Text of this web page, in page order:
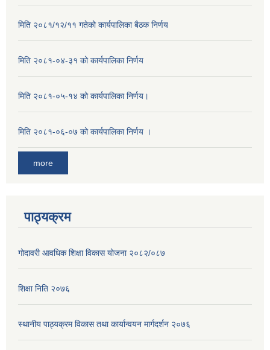
मिति २०८१/१२/११ गतेको कार्यपालिका बैठक निर्णय
मिति २०८१-०४-३१ को कार्यपालिका निर्णय
मिति २०८१-०५-१४ को कार्यपालिका निर्णय।
मिति २०८१-०६-०७ को कार्यपालिका निर्णय ।
more
पाठ्यक्रम
गोदावरी आवधिक शिक्षा विकास योजना २०८२/०८७
शिक्षा निति २०७६
स्थानीय पाठ्यक्रम विकास तथा कार्यान्वयन मार्गदर्शन २०७६